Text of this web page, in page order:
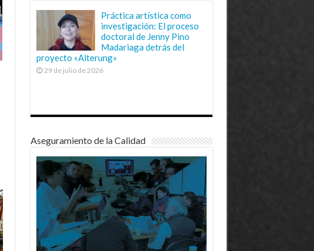
Práctica artística como
investigación: El proceso
doctoral de Jenny Pino
Madariaga detrás del
proyecto «Alterung»
29 de julio de 2026
Aseguramiento de la Calidad